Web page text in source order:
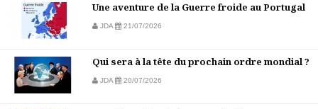
Une aventure de la Guerre froide au Portugal
JDA 21/07/2026
Qui sera à la tête du prochain ordre mondial ?
JDA 20/07/2026